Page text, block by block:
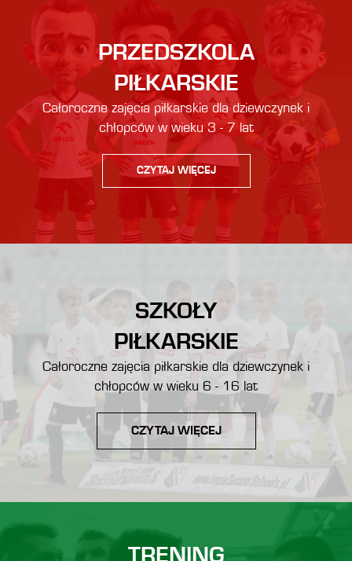
PRZEDSZKOLA
PIŁKARSKIE
Całoroczne zajęcia piłkarskie dla dziewczynek i
chłopców w wieku 3 - 7 lat
CZYTAJ WIĘCEJ
SZKOŁY
PIŁKARSKIE
Całoroczne zajęcia piłkarskie dla dziewczynek i
chłopców w wieku 6 - 16 lat
CZYTAJ WIĘCEJ
TRENING